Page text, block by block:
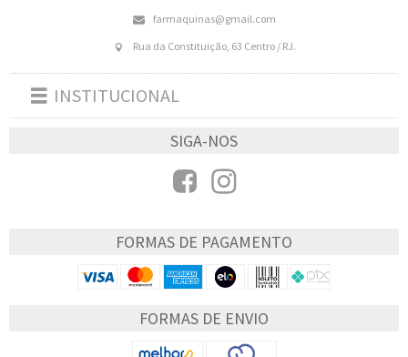
farmaquinas@gmail.com
Rua da Constituição, 63 Centro / RJ.
Toggle
navigation
INSTITUCIONAL
SIGA-NOS
FORMAS DE PAGAMENTO
FORMAS DE ENVIO